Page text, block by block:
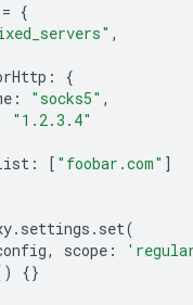
= {
,
:
{
: "socks5" ,
"1.2.3.4"
: [ "foobar.com" ]
. settings . set(
, scope :
{}